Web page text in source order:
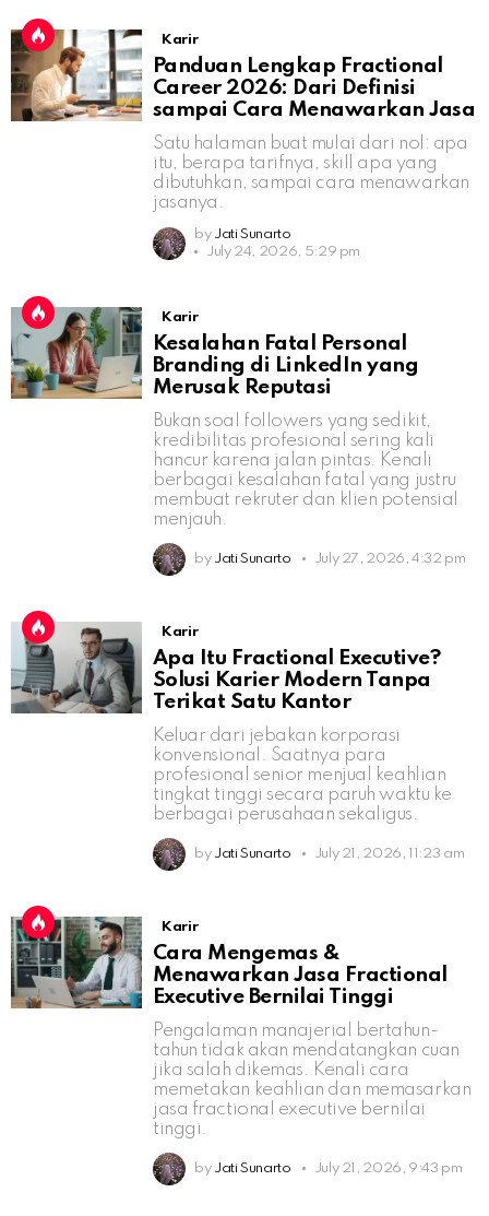
Karir
Panduan Lengkap Fractional
Career 2026: Dari Definisi
sampai Cara Menawarkan Jasa
Satu halaman buat mulai dari nol: apa
itu, berapa tarifnya, skill apa yang
dibutuhkan, sampai cara menawarkan
jasanya.
by Jati Sunarto
July 24, 2026, 5:29 pm
Karir
Kesalahan Fatal Personal
Branding di LinkedIn yang
Merusak Reputasi
Bukan soal followers yang sedikit,
kredibilitas profesional sering kali
hancur karena jalan pintas. Kenali
berbagai kesalahan fatal yang justru
membuat rekruter dan klien potensial
menjauh.
by Jati Sunarto July 27, 2026, 4:32 pm
Karir
Apa Itu Fractional Executive?
Solusi Karier Modern Tanpa
Terikat Satu Kantor
Keluar dari jebakan korporasi
konvensional. Saatnya para
profesional senior menjual keahlian
tingkat tinggi secara paruh waktu ke
berbagai perusahaan sekaligus.
by Jati Sunarto July 21, 2026, 11:23 am
Karir
Cara Mengemas &
Menawarkan Jasa Fractional
Executive Bernilai Tinggi
Pengalaman manajerial bertahun-
tahun tidak akan mendatangkan cuan
jika salah dikemas. Kenali cara
memetakan keahlian dan memasarkan
jasa fractional executive bernilai
tinggi.
by Jati Sunarto July 21, 2026, 9:43 pm